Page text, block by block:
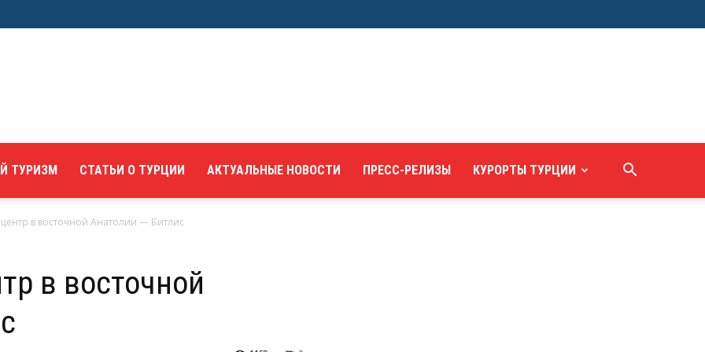
ТУРИЗМ СТАТЬИ О ТУРЦИИ АКТУАЛЬНЫЕ НОВОСТИ ПРЕСС-РЕЛИЗЫ КУРОРТЫ ТУРЦИИ
в восточной Анатолии — Битлис
в восточной